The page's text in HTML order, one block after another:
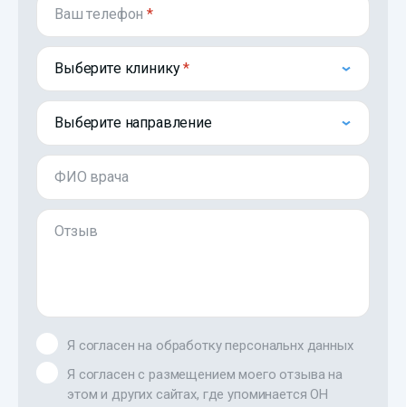
Ваш телефон*
Выберите клинику
Выберите направление
ФИО врача
Отзыв
Я согласен на обработку персональнх данных
Я согласен с размещением моего отзыва на
этом и других сайтах, где упоминается ОН